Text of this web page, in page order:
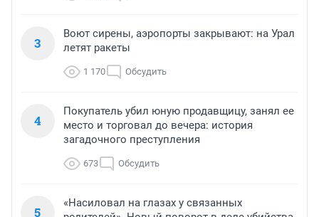
3
Воют сирены, аэропорты закрывают: на Урал
летят ракеты
1 170 Обсудить
4
Покупатель убил юную продавщицу, занял ее
место и торговал до вечера: история
загадочного преступления
673 Обсудить
5
«Насиловал на глазах у связанных